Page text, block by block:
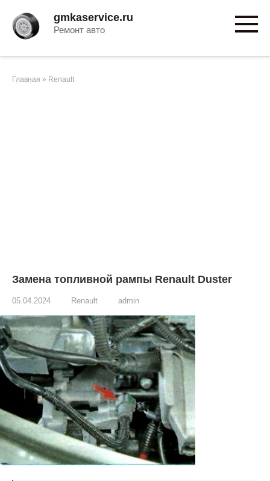
контенту
gmkaservice.ru
Ремонт авто
Главная » Renault
Замена топливной рампы Renault Duster
05.04.2024 Renault admin